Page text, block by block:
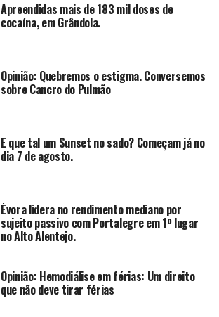
Apreendidas mais de 183 mil doses de
cocaína, em Grândola.
Opinião: Quebremos o estigma. Conversemos
sobre Cancro do Pulmão
E que tal um Sunset no sado? Começam já no
dia 7 de agosto.
Évora lidera no rendimento mediano por
sujeito passivo com Portalegre em 1º lugar
no Alto Alentejo.
Opinião: Hemodiálise em férias: Um direito
que não deve tirar férias